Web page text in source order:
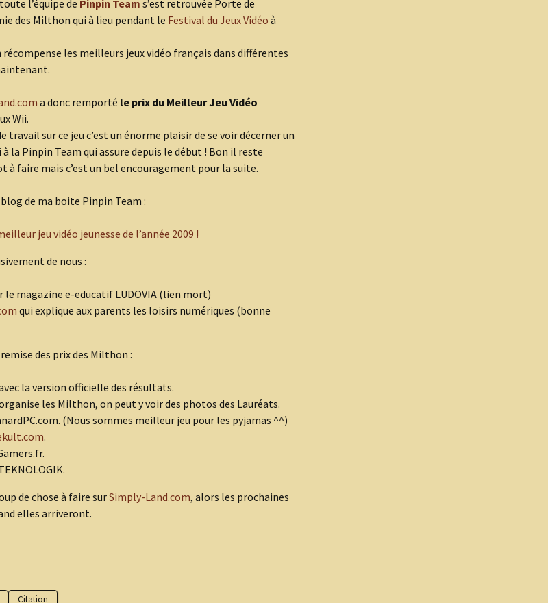
l’équipe de Pinpin Team s’est retrouvée Porte de
des Milthon qui à lieu pendant le Festival du Jeux Vidéo à
les meilleurs jeux vidéo français dans différentes
a donc remporté le prix du Meilleur Jeu Vidéo
Wii.
travail sur ce jeu c’est un énorme plaisir de se voir décerner un
la Pinpin Team qui assure depuis le début ! Bon il reste
à faire mais c’est un bel encouragement pour la suite.
de ma boite Pinpin Team :
jeu vidéo jeunesse de l’année 2009 !
de nous :
le magazine e-educatif LUDOVIA (lien mort)
qui explique aux parents les loisirs numériques (bonne
des prix des Milthon :
la version officielle des résultats.
les Milthon, on peut y voir des photos des Lauréats.
(Nous sommes meilleur jeu pour les pyjamas ^^)
.
de chose à faire surSimply-Land.com, alors les prochaines
elles arriveront.
Citation